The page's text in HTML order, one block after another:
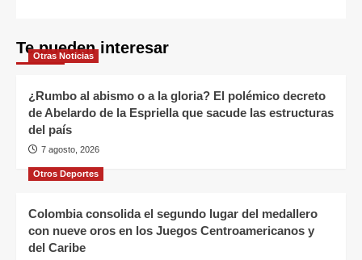
Te pueden interesar
Otras Noticias
¿Rumbo al abismo o a la gloria? El polémico decreto
de Abelardo de la Espriella que sacude las estructuras
del país
7 agosto, 2026
Otros Deportes
Colombia consolida el segundo lugar del medallero
con nueve oros en los Juegos Centroamericanos y
del Caribe